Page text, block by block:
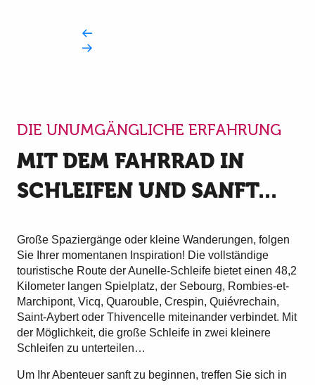
DIE UNUMGÄNGLICHE ERFAHRUNG
MIT DEM FAHRRAD IN
SCHLEIFEN UND SANFT...
Große Spaziergänge oder kleine Wanderungen, folgen
Sie Ihrer momentanen Inspiration! Die vollständige
touristische Route der Aunelle-Schleife bietet einen 48,2
Kilometer langen Spielplatz, der Sebourg, Rombies-et-
Marchipont, Vicq, Quarouble, Crespin, Quiévrechain,
Saint-Aybert oder Thivencelle miteinander verbindet. Mit
der Möglichkeit, die große Schleife in zwei kleinere
Schleifen zu unterteilen…
Um Ihr Abenteuer sanft zu beginnen, treffen Sie sich in